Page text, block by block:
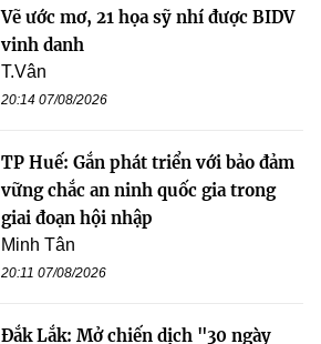
Vẽ ước mơ, 21 họa sỹ nhí được BIDV
vinh danh
T.Vân
20:14 07/08/2026
TP Huế: Gắn phát triển với bảo đảm
vững chắc an ninh quốc gia trong
giai đoạn hội nhập
Minh Tân
20:11 07/08/2026
Đắk Lắk: Mở chiến dịch "30 ngày